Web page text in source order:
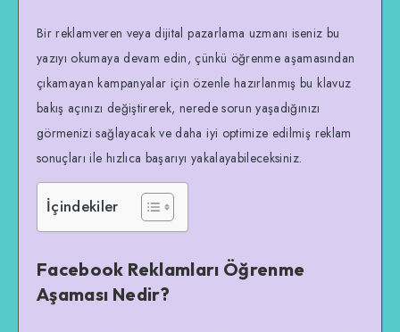
Bir reklamveren veya dijital pazarlama uzmanı iseniz bu
yazıyı okumaya devam edin, çünkü öğrenme aşamasından
çıkamayan kampanyalar için özenle hazırlanmış bu klavuz
bakış açınızı değiştirerek, nerede sorun yaşadığınızı
görmenizi sağlayacak ve daha iyi optimize edilmiş reklam
sonuçları ile hızlıca başarıyı yakalayabileceksiniz.
İçindekiler
Facebook Reklamları Öğrenme
Aşaması Nedir?